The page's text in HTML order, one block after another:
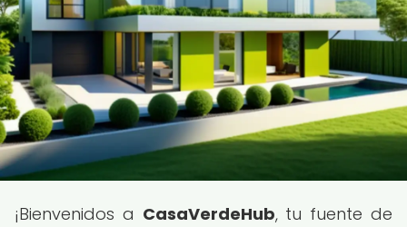
¡Bienvenidos a CasaVerdeHub, tu fuente de